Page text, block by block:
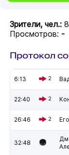
Зрители, чел.:
Просмотров: -
Протокол
6:13 2
22:40 2
26:46 2
32:48